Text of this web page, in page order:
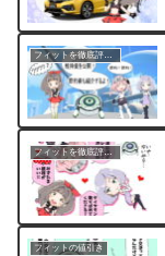
フィットを徹底評価！
フィットを徹底評価！
フィットの値引き